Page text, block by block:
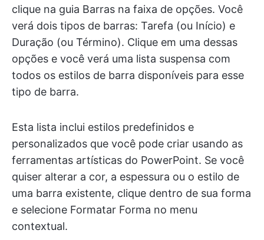
clique na guia Barras na faixa de opções. Você
verá dois tipos de barras: Tarefa (ou Início) e
Duração (ou Término). Clique em uma dessas
opções e você verá uma lista suspensa com
todos os estilos de barra disponíveis para esse
tipo de barra.
Esta lista inclui estilos predefinidos e
personalizados que você pode criar usando as
ferramentas artísticas do PowerPoint. Se você
quiser alterar a cor, a espessura ou o estilo de
uma barra existente, clique dentro de sua forma
e selecione Formatar Forma no menu
contextual.